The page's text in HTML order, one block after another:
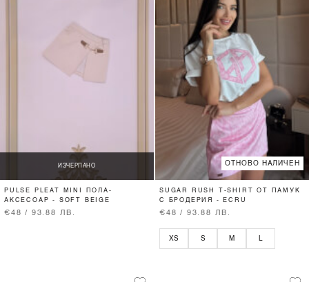
ИЗЧЕРПАНО
PULSE PLEAT MINI ПОЛА-
АКСЕСОАР - SOFT BEIGE
€48 / 93.88 ЛВ.
ОТНОВО НАЛИЧЕН
SUGAR RUSH T-SHIRT ОТ ПАМУК
С БРОДЕРИЯ - ECRU
€48 / 93.88 ЛВ.
XS S M L